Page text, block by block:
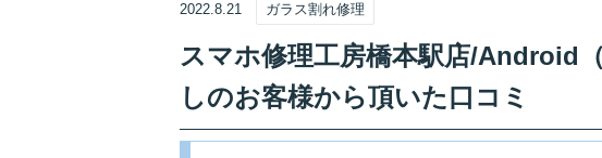
2022.8.21 ガラス割れ修理
スマホ修理工房橋本駅店/Android
しのお客様から頂いた口コミ